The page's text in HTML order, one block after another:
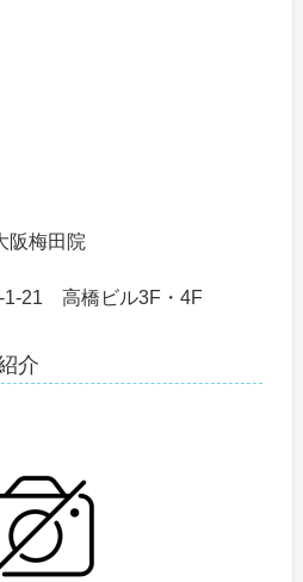
阪梅田院
1-21 高橋ビル3F・4F
介